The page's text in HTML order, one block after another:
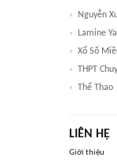
Nguyễn
Lamine
Xổ Số
THPT
Thể Thao
LIÊN HỆ
Giới thiệu